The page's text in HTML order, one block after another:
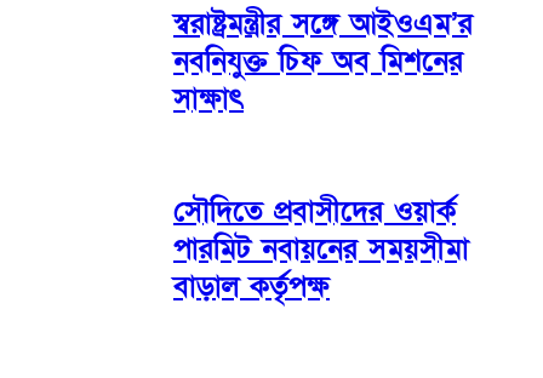
স্বরাষ্ট্রমন্ত্রীর সঙ্গে আইওএম’র
নবনিযুক্ত চিফ অব মিশনের
সাক্ষাৎ
সৌদিতে প্রবাসীদের ওয়ার্ক
পারমিট নবায়নের সময়সীমা
বাড়াল কর্তৃপক্ষ